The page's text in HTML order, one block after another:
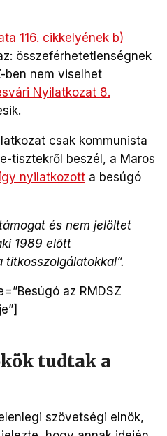
116. cikkelyének b)
összeférhetetlenségnek
ben nem viselhet
Nyilatkozat 8.
csak kommunista
tisztekről beszél, a Maros
így nyilatkozott a besúgó
és nem jelöltet
1989 előtt
az RMDSZ
tudtak a
szövetségi elnök,